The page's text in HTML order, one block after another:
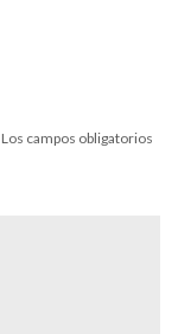
Los campos obligatorios